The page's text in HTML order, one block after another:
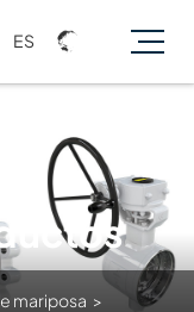
ES
mariposa >